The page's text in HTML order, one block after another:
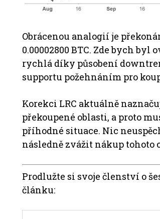
Obrácenou analogií je
0.00002800 BTC. Zde bych
rychlá díky působení
supportu požehnáním pro
Korekci LRC aktuálně
překoupené oblasti, a proto
příhodné situace. Nic
následně zvážit nákup tohoto
Prodlužte si svoje členství o
článku: